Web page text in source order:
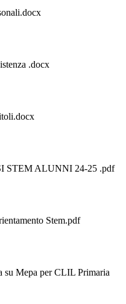
.docx
STEM ALUNNI 24-25 .pdf
Stem.pdf
su Mepa per CLIL Primaria